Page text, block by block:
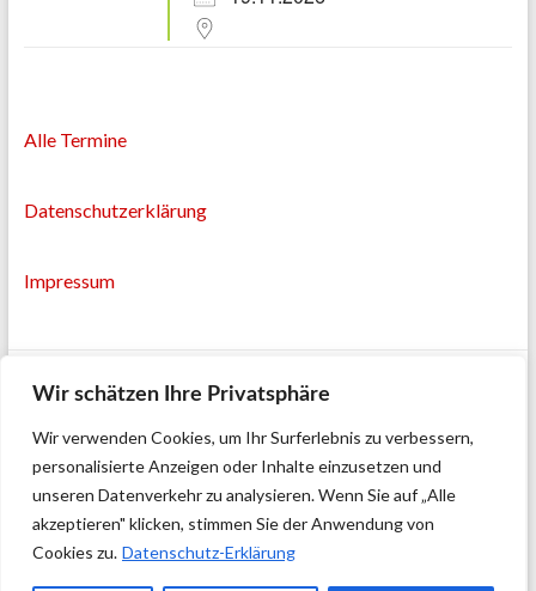
Wir schätzen Ihre Privatsphäre
Wir verwenden Cookies, um Ihr Surferlebnis zu verbessern,
personalisierte Anzeigen oder Inhalte einzusetzen und
unseren Datenverkehr zu analysieren. Wenn Sie auf „Alle
akzeptieren" klicken, stimmen Sie der Anwendung von
Cookies zu. Datenschutz-Erklärung
Alle Termine
Datenschutzerklärung
Impressum